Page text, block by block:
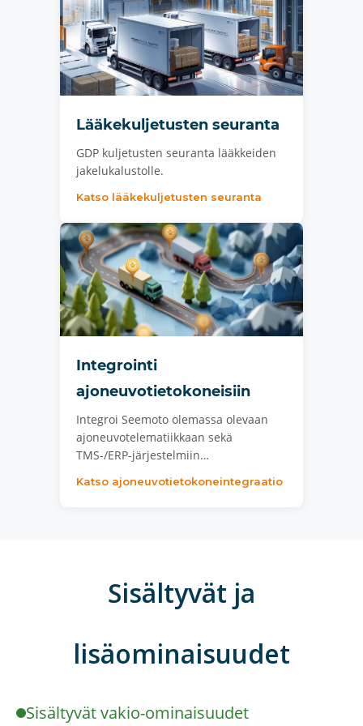
Lääkekuljetusten seuranta
GDP kuljetusten seuranta lääkkeiden
jakelukalustolle.
Katso lääkekuljetusten seuranta
Integrointi
ajoneuvotietokoneisiin
Integroi Seemoto olemassa olevaan
ajoneuvotelematiikkaan sekä
TMS-/ERP-järjestelmiin…
Katso ajoneuvotietokoneintegraatio
Sisältyvät ja
lisäominaisuudet
Sisältyvät vakio-ominaisuudet